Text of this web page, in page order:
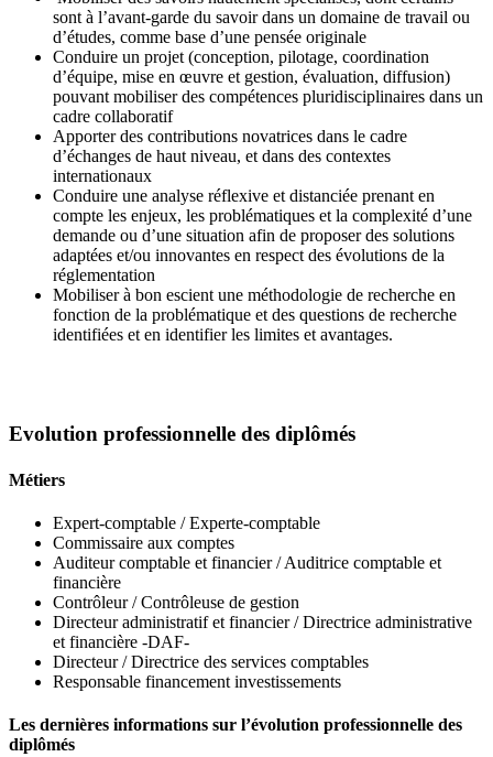
sont à l’avant-garde du savoir dans un domaine de travail ou
d’études, comme base d’une pensée originale
Conduire un projet (conception, pilotage, coordination
d’équipe, mise en œuvre et gestion, évaluation, diffusion)
pouvant mobiliser des compétences pluridisciplinaires dans un
cadre collaboratif
Apporter des contributions novatrices dans le cadre
d’échanges de haut niveau, et dans des contextes
internationaux
Conduire une analyse réflexive et distanciée prenant en
compte les enjeux, les problématiques et la complexité d’une
demande ou d’une situation afin de proposer des solutions
adaptées et/ou innovantes en respect des évolutions de la
réglementation
Mobiliser à bon escient une méthodologie de recherche en
fonction de la problématique et des questions de recherche
identifiées et en identifier les limites et avantages.
Evolution professionnelle des diplômés
Métiers
Expert-comptable / Experte-comptable
Commissaire aux comptes
Auditeur comptable et financier / Auditrice comptable et
financière
Contrôleur / Contrôleuse de gestion
Directeur administratif et financier / Directrice administrative
et financière -DAF-
Directeur / Directrice des services comptables
Responsable financement investissements
Les dernières informations sur l’évolution professionnelle des
diplômés